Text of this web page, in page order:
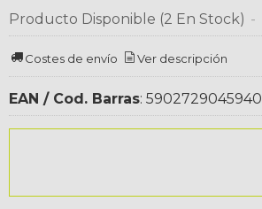
Producto Disponible (2 En Stock) -
Costes de envío Ver descripción
EAN / Cod. Barras: 5902729045940